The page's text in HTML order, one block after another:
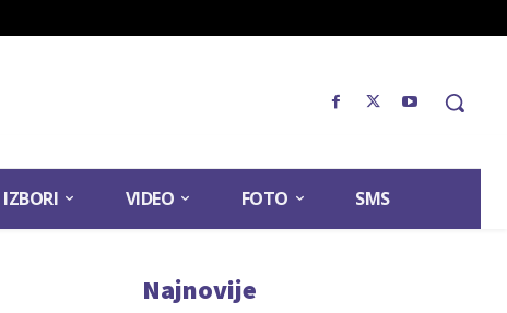
IZBORI VIDEO FOTO SMS
Najnovije